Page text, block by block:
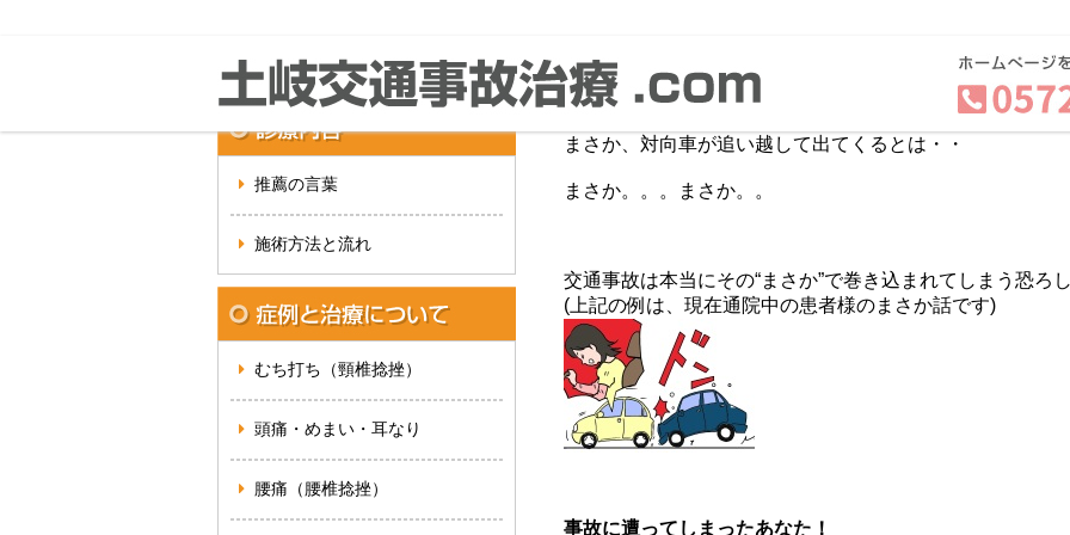
推薦の言葉
施術方法と流れ
むち打ち（頸椎捻挫）
頭痛・めまい・耳なり
腰痛（腰椎捻挫）
まさか、信号待ちで後ろから・・・
まさか、対向車が追い越して出てくるとは・・
まさか。。。まさか。。
交通事故は本当にその“まさか”で巻き込まれてしまう恐ろ
(上記の例は、現在通院中の患者様のまさか話です)
事故に遭ってしまったあなた！